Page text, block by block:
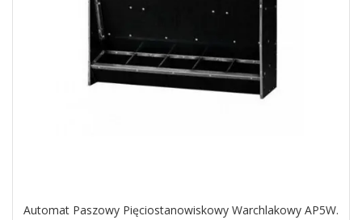
Automat Paszowy Pięciostanowiskowy Warchlakowy AP5W.